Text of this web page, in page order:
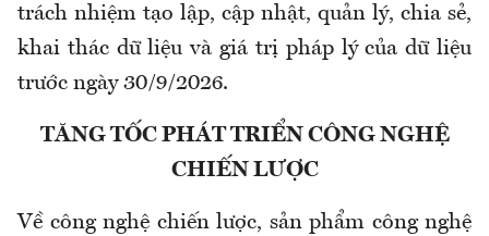
trách nhiệm tạo lập, cập nhật, quản lý, chia sẻ,
khai thác dữ liệu và giá trị pháp lý của dữ liệu
trước ngày 30/9/2026.
TĂNG TỐC PHÁT TRIỂN CÔNG NGHỆ
CHIẾN LƯỢC
Về công nghệ chiến lược, sản phẩm công nghệ